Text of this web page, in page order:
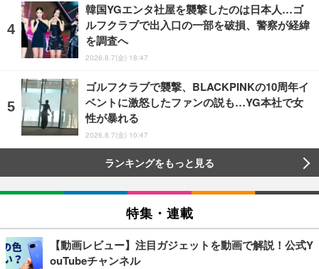
韓国YGエンタ社屋を襲撃したのは日本人…ゴ
ルフクラブで出入口の一部を破損、警察が経緯
を調査へ
2026.8.7(金) 18:47
ゴルフクラブで襲撃、BLACKPINKの10周年イ
ベントに激怒したファンの説も…YG本社で女
性が暴れる
2026.8.7(金) 10:47
ランキングをもっと見る
特集・連載
【動画レビュー】注目ガジェットを動画で解説！公式Y
ouTubeチャンネル